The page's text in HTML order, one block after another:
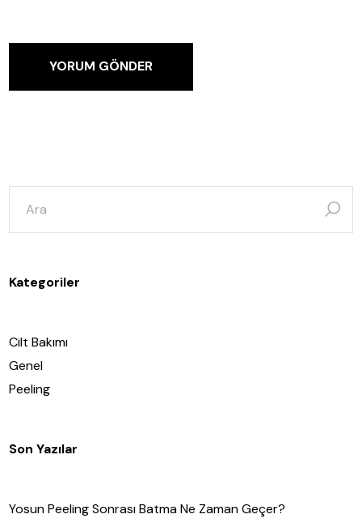
YORUM GÖNDER
şunun
ara:
Kategoriler
Cilt Bakımı
Genel
Peeling
Son Yazılar
Yosun Peeling Sonrası Batma Ne Zaman Geçer?